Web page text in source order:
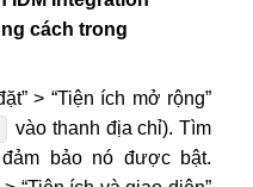
cách trong
> “Tiện ích mở rộng”
vào thanh địa chỉ). Tìm
đảm bảo nó được bật.